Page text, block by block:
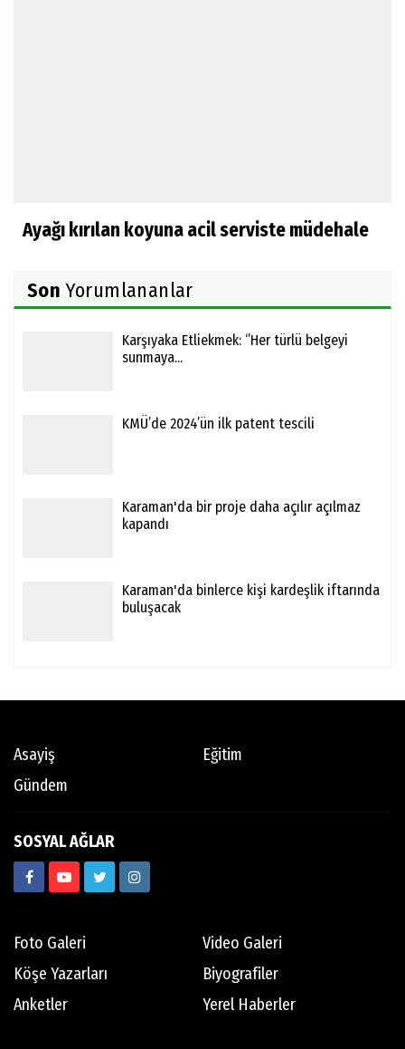
Ayağı kırılan koyuna acil serviste müdehale
Son Yorumlananlar
Karşıyaka Etliekmek: ‘’Her türlü belgeyi
sunmaya...
KMÜ’de 2024’ün ilk patent tescili
Karaman'da bir proje daha açılır açılmaz
kapandı
Karaman'da binlerce kişi kardeşlik iftarında
buluşacak
Asayiş
Eğitim
Gündem
SOSYAL AĞLAR
Foto Galeri
Video Galeri
Köşe Yazarları
Biyografiler
Anketler
Yerel Haberler